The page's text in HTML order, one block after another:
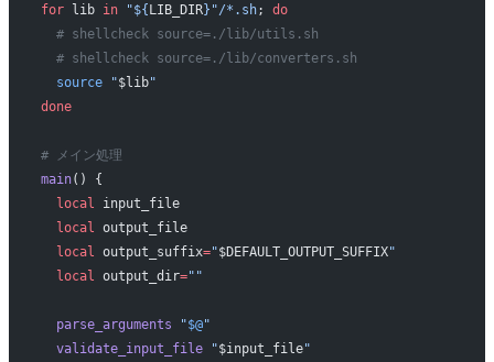
for lib in "${ LIB_DIR}"/*.sh; do
  # shellcheck source=./lib/utils.sh
  # shellcheck source=./lib/converters.sh
  source
"$lib"
done
# メイン処理
main() {
  local
input_file
  local
output_file
  local
output_suffix="$DEFAULT_OUTPUT_SUFFIX"
  local
output_dir=""
  parse_arguments
"$@"
  validate_input_file
"$input_file"